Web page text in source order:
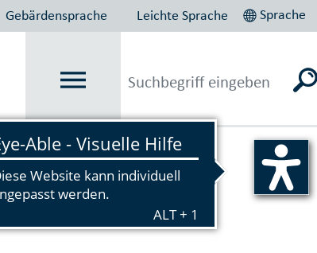
Gebärdensprache Leichte Sprache Sprache